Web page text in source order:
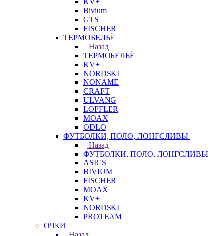
KV+
Bivium
GTS
FISCHER
ТЕРМОБЕЛЬЁ
Назад
ТЕРМОБЕЛЬЁ
KV+
NORDSKI
NONAME
CRAFT
ULVANG
LOFFLER
MOAX
ODLO
ФУТБОЛКИ, ПОЛО, ЛОНГСЛИВЫ
Назад
ФУТБОЛКИ, ПОЛО, ЛОНГСЛИВЫ
ASICS
BIVIUM
FISCHER
MOAX
KV+
NORDSKI
PROTEAM
ОЧКИ
Назад